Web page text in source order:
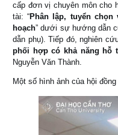
cấp đơn vị chuyên môn cho
tài: “Phân lập, tuyển
hoạch” dưới sự hướng dẫn
dẫn phụ). Tiếp đó, nghiên
phối hợp có khả năng hỗ
Nguyễn Văn Thành.
Một số hình ảnh của hội